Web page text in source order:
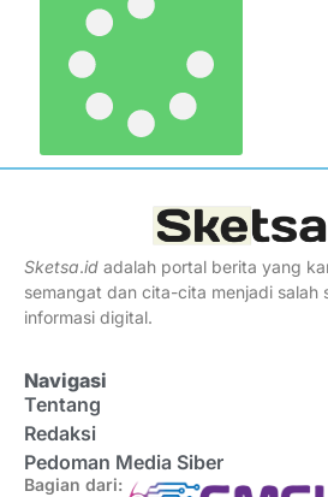
Sketsa.id adalah portal berita yang
semangat dan cita-cita menjadi salah
informasi digital.
Navigasi
Tentang
Redaksi
Pedoman Media Siber
Bagian dari: